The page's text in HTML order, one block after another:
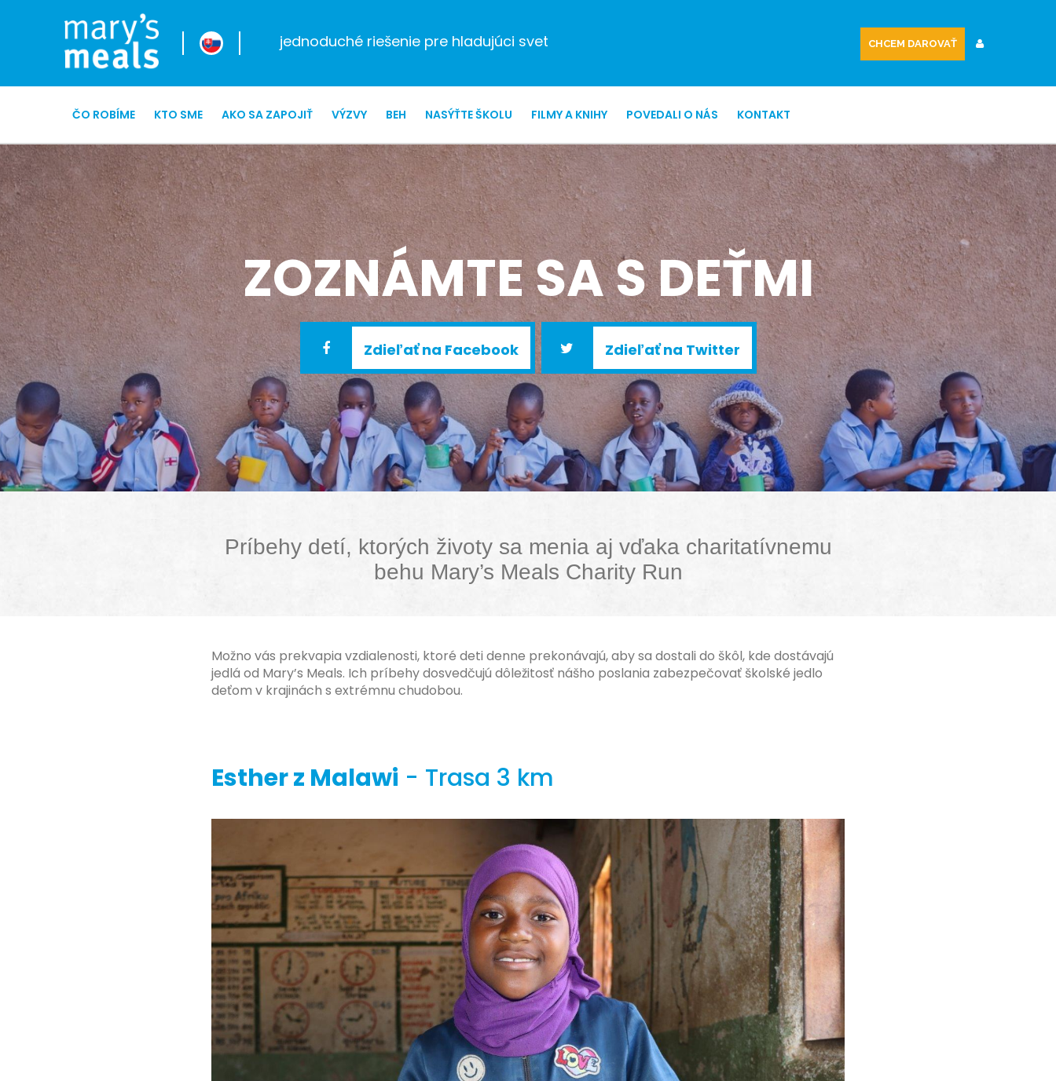
jednoduché riešenie pre hladujúci svet CHCEM DAROVAŤ
ČO ROBÍME KTO SME AKO SA ZAPOJIŤ VÝZVY BEH NASÝŤTE ŠKOLU FILMY A KNIHY POVEDALI O NÁS KONTAKT
ZOZNÁMTE SA S DEŤMI
Zdieľať na Facebook Zdieľať na Twitter
Príbehy detí, ktorých životy sa menia aj vďaka charitatívnemu
behu Mary’s Meals Charity Run
Možno vás prekvapia vzdialenosti, ktoré deti denne prekonávajú, aby sa dostali do škôl, kde dostávajú
jedlá od Mary’s Meals. Ich príbehy dosvedčujú dôležitosť nášho poslania zabezpečovať školské jedlo
deťom v krajinách s extrémnu chudobou.
Esther z Malawi - Trasa 3 km